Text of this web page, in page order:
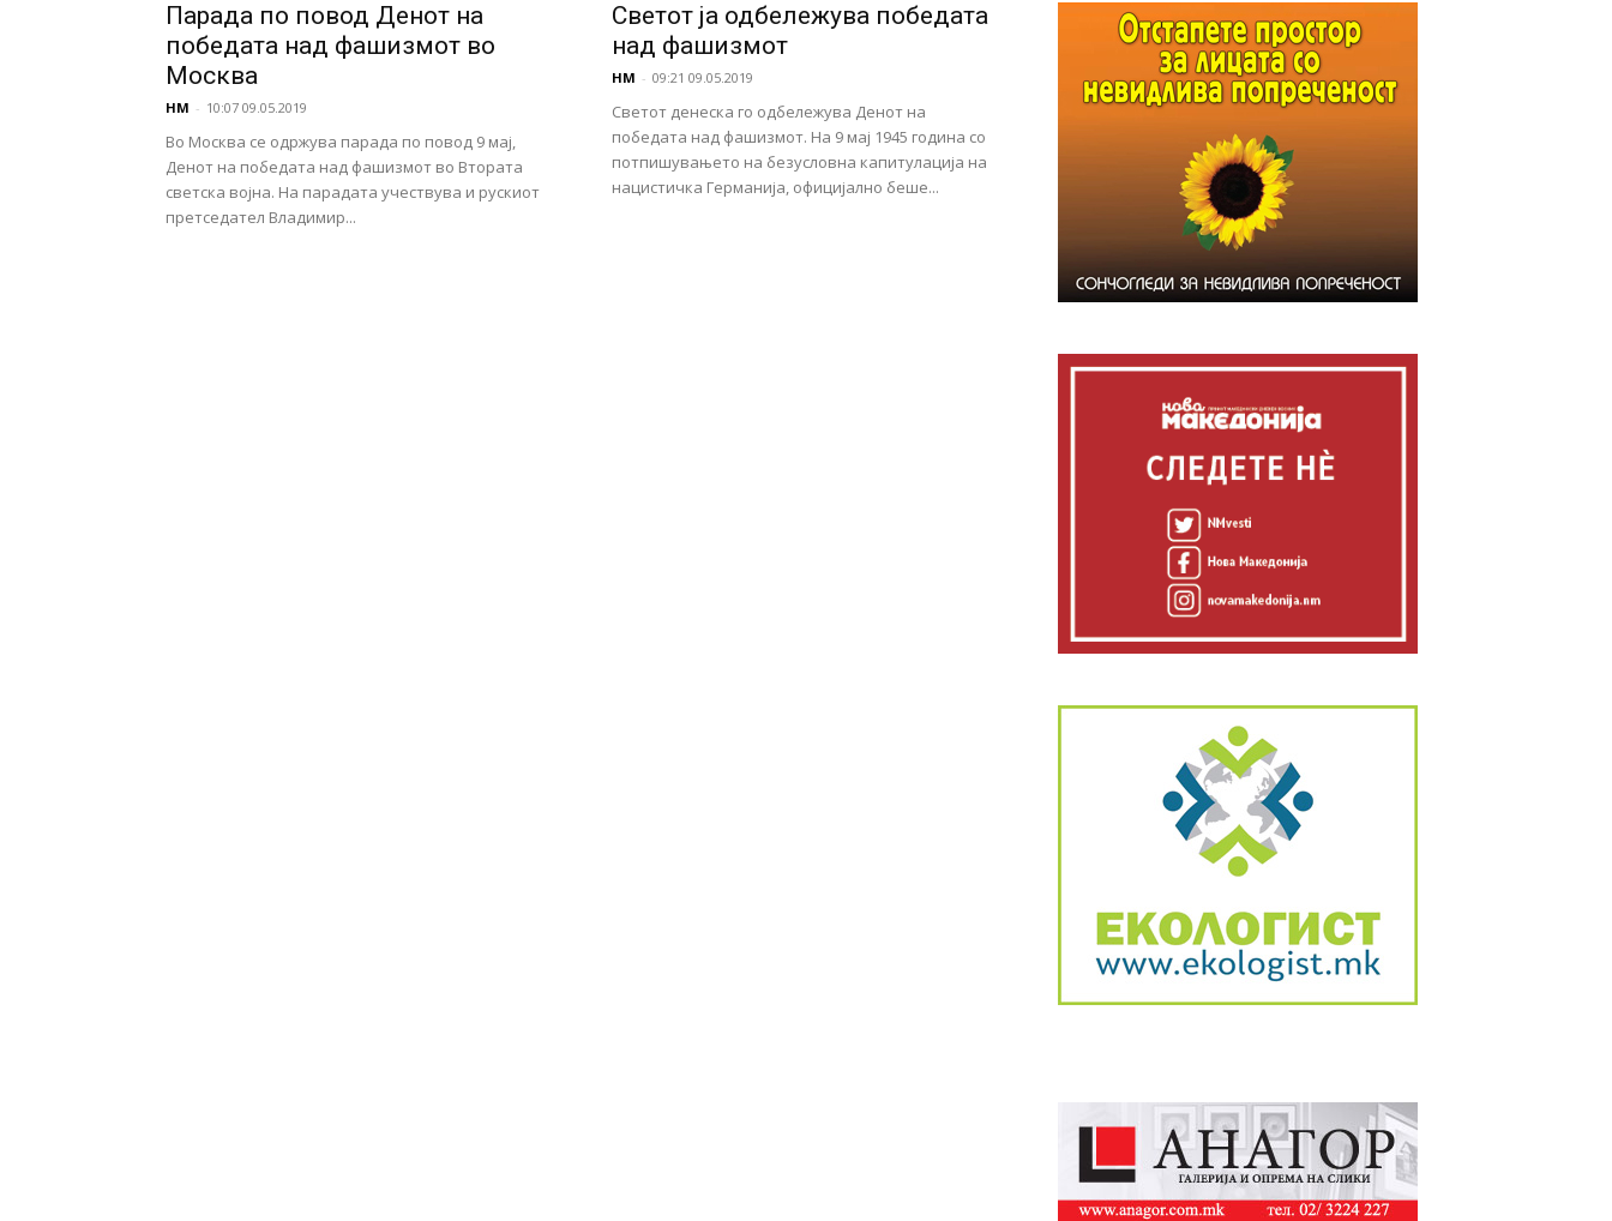
Парада по повод Денот на
победата над фашизмот во
Москва
НМ - 10:07 09.05.2019
Во Москва се одржува парада по повод 9 мај,
Денот на победата над фашизмот во Втората
светска војна. На парадата учествува и рускиот
претседател Владимир...
Светот ја одбележува победата
над фашизмот
НМ - 09:21 09.05.2019
Светот денеска го одбележува Денот на
победата над фашизмот. На 9 мај 1945 година со
потпишувањето на безусловна капитулација на
нацистичка Германија, официјално беше...